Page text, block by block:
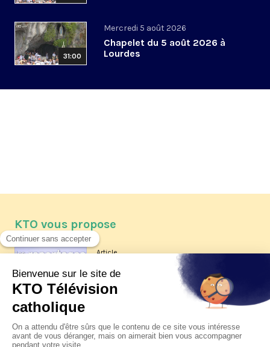
31:00
Mercredi 5 août 2026
Chapelet du 5 août 2026 à
Lourdes
KTO vous propose
Article
Les reportages d'été 2026 de KTO
La visite pastorale du pape Léon
XIV à Assise à suivre sur KTO le
jeudi 6 août